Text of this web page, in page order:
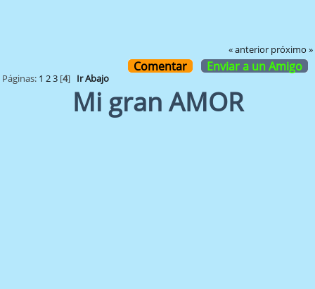
« anterior próximo »
Comentar Enviar a un Amigo
Páginas: 1 2 3[4] Ir Abajo
Mi gran AMOR